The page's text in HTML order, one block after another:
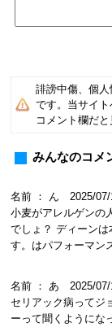
誹謗中傷、個
です。当サイト
コメント欄だと
みんなのコメ
名前 ： ん 2025/07/
小麦がアレルゲンの
でしょ？ ディーンは
す。はパフォーマン
名前 ： あ 2025/07/
セリアック病ってジ
ーって聞くようにな